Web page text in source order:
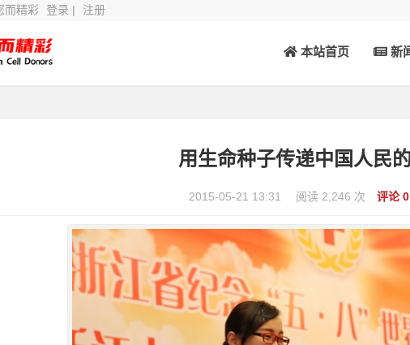
而精彩 登录 | 注册
本站首页 新
用生命种子传递中国人民
2015-05-21 13:31 阅读 2,246 次 评论